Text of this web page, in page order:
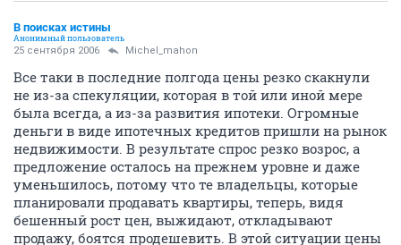
В поисках истины
Анонимный пользователь
25 сентября 2006 Michel_mahon
Все таки в последние полгода цены резко скакнули
не из-за спекуляции, которая в той или иной мере
была всегда, а из-за развития ипотеки. Огромные
деньги в виде ипотечных кредитов пришли на рынок
недвижимости. В результате спрос резко возрос, а
предложение осталось на прежнем уровне и даже
уменьшилось, потому что те владельцы, которые
планировали продавать квартиры, теперь, видя
бешенный рост цен, выжидают, откладывают
продажу, боятся продешевить. В этой ситуации цены